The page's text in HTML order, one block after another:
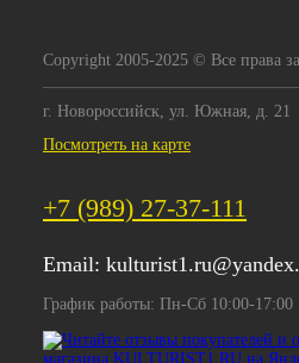
Copyright 2005-2025 © Все права
г. Новороссийск, ул. Южная, д. 21
Посмотреть на карте
+7 (989) 27-37-111
Email:
График работы: Пн-Сб 10:00-17:00